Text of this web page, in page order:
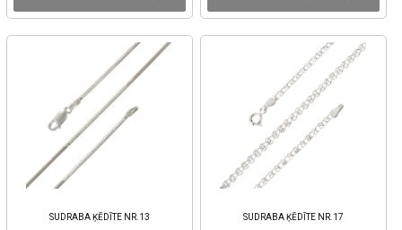
SUDRABA ĶĒDĪTE NR.13 SUDRABA ĶĒDĪTE NR.17